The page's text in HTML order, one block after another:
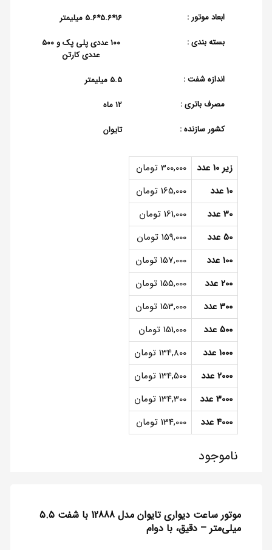
ابعاد موتور :
16*5.6*5.6 میلیمتر
بسته بندی :
100 عددی پلی پک و 500
عددی کارتن
اندازه شفت :
5.5 میلیمتر
مصرف باتری :
12 ماه
کشور سازنده :
تایوان
زیر 10 عدد
300,000 تومان
10 عدد
165,000 تومان
30 عدد
161,000 تومان
50 عدد
159,000 تومان
100 عدد
157,000 تومان
200 عدد
155,000 تومان
300 عدد
153,000 تومان
500 عدد
151,000 تومان
1000 عدد
134,800 تومان
2000 عدد
134,500 تومان
3000 عدد
134,300 تومان
4000 عدد
134,000 تومان
ناموجود
موتور ساعت دیواری تایوان مدل 12888 با شفت ۵.۵
میلی‌متر – دقیق، با دوام